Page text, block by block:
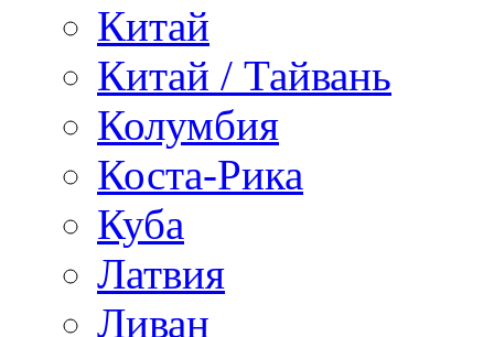
Китай
Китай / Тайвань
Колумбия
Коста-Рика
Куба
Латвия
Ливан